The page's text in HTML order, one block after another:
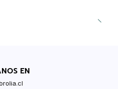
EN